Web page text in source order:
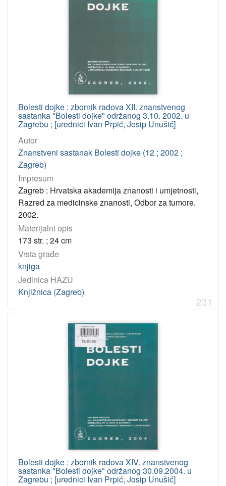
Bolesti dojke : zbornik radova XII. znanstvenog
sastanka "Bolesti dojke" održanog 3.10. 2002. u
Zagrebu ; [urednici Ivan Prpić, Josip Unušić]
Autor
Znanstveni sastanak Bolesti dojke (12 ; 2002 ;
Zagreb)
Impresum
Zagreb : Hrvatska akademija znanosti i umjetnosti,
Razred za medicinske znanosti, Odbor za tumore,
2002.
Materijalni opis
173 str. ; 24 cm
Vrsta građe
knjiga
Jedinica HAZU
Knjižnica (Zagreb)
231
Bolesti dojke : zbornik radova XIV. znanstvenog
sastanka "Bolesti dojke" održanog 30.09.2004. u
Zagrebu ; [urednici Ivan Prpić, Josip Unušić]